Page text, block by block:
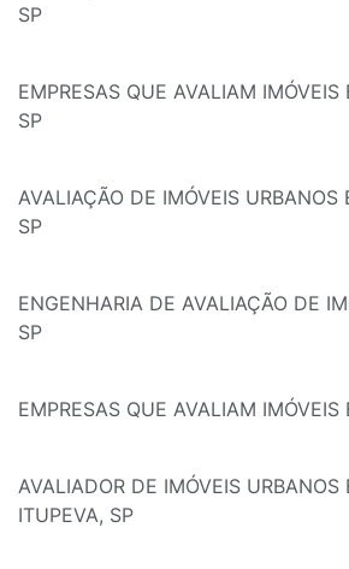
SP
EMPRESAS QUE AVALIAM IMÓVEIS
SP
AVALIAÇÃO DE IMÓVEIS URBANOS
SP
ENGENHARIA DE AVALIAÇÃO DE
SP
EMPRESAS QUE AVALIAM IMÓVEIS
AVALIADOR DE IMÓVEIS URBANOS
ITUPEVA, SP